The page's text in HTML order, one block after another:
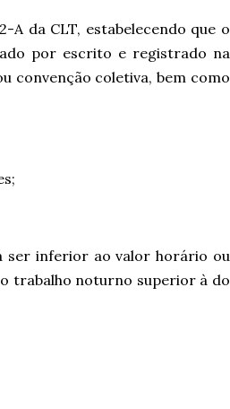
da CLT, estabelecendo que o
por escrito e registrado na
convenção coletiva, bem como
ser inferior ao valor horário ou
trabalho noturno superior à do